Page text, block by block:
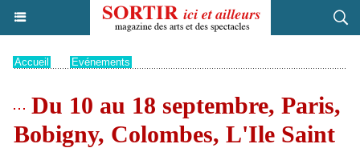
Accueil Evénements
Du 10 au 18 septembre, Paris,
Bobigny, Colombes, L'Ile Saint